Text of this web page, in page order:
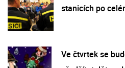
stanicích po
Ve čtvrtek se